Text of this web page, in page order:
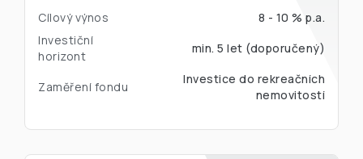
Cílový výnos
8 - 10 % p.a.
Investiční
horizont
min. 5 let (doporučený)
Zaměření fondu
Investice do rekreačních
nemovitostí